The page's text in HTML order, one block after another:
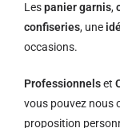
Lespanier garnis,
confiseries, une
occasions.
Professionnelset
vous pouvez nous
proposition